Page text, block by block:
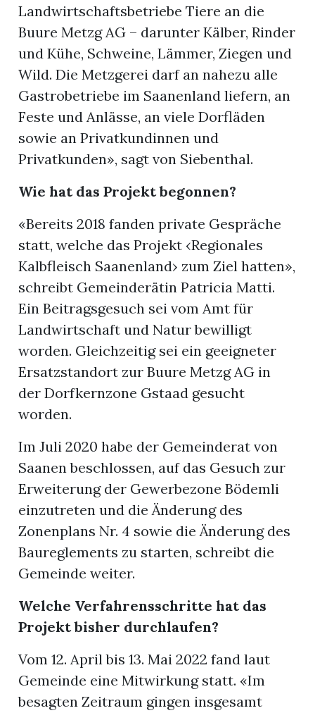
Landwirtschaftsbetriebe Tiere an die
Buure Metzg AG – darunter Kälber, Rinder
und Kühe, Schweine, Lämmer, Ziegen und
Wild. Die Metzgerei darf an nahezu alle
Gastrobetriebe im Saanenland liefern, an
Feste und Anlässe, an viele Dorfläden
sowie an Privatkundinnen und
Privatkunden», sagt von Siebenthal.
Wie hat das Projekt begonnen?
«Bereits 2018 fanden private Gespräche
statt, welche das Projekt ‹Regionales
Kalbfleisch Saanenland› zum Ziel hatten»,
schreibt Gemeinderätin Patricia Matti.
Ein Beitragsgesuch sei vom Amt für
Landwirtschaft und Natur bewilligt
worden. Gleichzeitig sei ein geeigneter
Ersatzstandort zur Buure Metzg AG in
der Dorfkernzone Gstaad gesucht
worden.
Im Juli 2020 habe der Gemeinderat von
Saanen beschlossen, auf das Gesuch zur
Erweiterung der Gewerbezone Bödemli
einzutreten und die Änderung des
Zonenplans Nr. 4 sowie die Änderung des
Baureglements zu starten, schreibt die
Gemeinde weiter.
Welche Verfahrensschritte hat das
Projekt bisher durchlaufen?
Vom 12. April bis 13. Mai 2022 fand laut
Gemeinde eine Mitwirkung statt. «Im
besagten Zeitraum gingen insgesamt